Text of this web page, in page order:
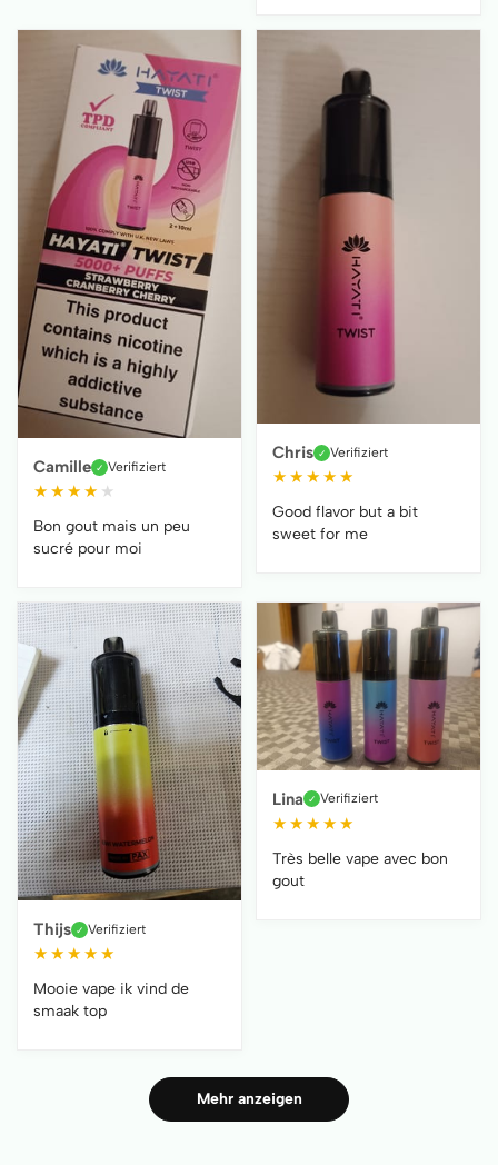
Camille ✓ Verifiziert
★ ★ ★ ★ ★
Bon gout mais un peu
sucré pour moi
Chris ✓ Verifiziert
★ ★ ★ ★ ★
Good flavor but a bit
sweet for me
Thijs ✓ Verifiziert
★ ★ ★ ★ ★
Mooie vape ik vind de
smaak top
Lina ✓ Verifiziert
★ ★ ★ ★ ★
Très belle vape avec bon
gout
Mehr anzeigen